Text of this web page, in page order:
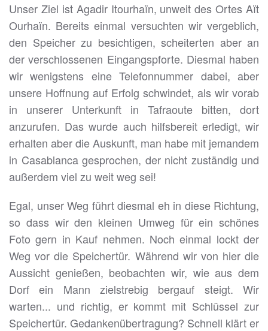
Unser Ziel ist Agadir Itourhaïn, unweit des Ortes Aït
Ourhaïn. Bereits einmal versuchten wir vergeblich,
den Speicher zu besichtigen, scheiterten aber an
der verschlossenen Eingangspforte. Diesmal haben
wir wenigstens eine Telefonnummer dabei, aber
unsere Hoffnung auf Erfolg schwindet, als wir vorab
in unserer Unterkunft in Tafraoute bitten, dort
anzurufen. Das wurde auch hilfsbereit erledigt, wir
erhalten aber die Auskunft, man habe mit jemandem
in Casablanca gesprochen, der nicht zuständig und
außerdem viel zu weit weg sei!
Egal, unser Weg führt diesmal eh in diese Richtung,
so dass wir den kleinen Umweg für ein schönes
Foto gern in Kauf nehmen. Noch einmal lockt der
Weg vor die Speichertür. Während wir von hier die
Aussicht genießen, beobachten wir, wie aus dem
Dorf ein Mann zielstrebig bergauf steigt. Wir
warten... und richtig, er kommt mit Schlüssel zur
Speichertür. Gedankenübertragung? Schnell klärt er